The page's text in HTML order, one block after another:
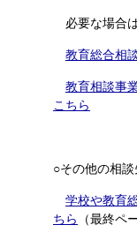
必要な場合
教育総合相
教育相談事
こちら
○その他の相談
学校や教育
ちら
（最終ペ